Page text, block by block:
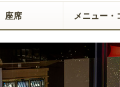
座席 メニュー・